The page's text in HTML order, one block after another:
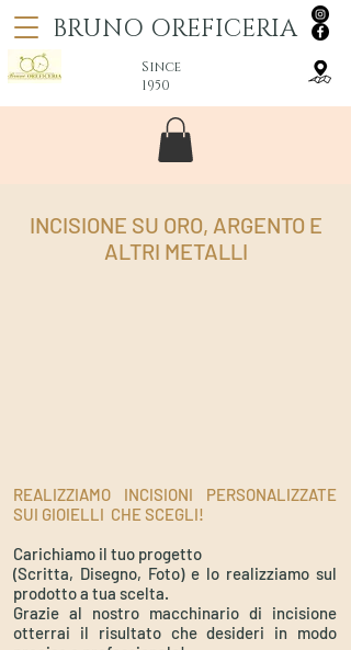
BRUNO OREFICERIA
Since
1950
INCISIONE SU ORO, ARGENTO E
ALTRI METALLI
REALIZZIAMO INCISIONI PERSONALIZZATE
SUI GIOIELLI CHE SCEGLI!
Carichiamo il tuo progetto
(Scritta, Disegno, Foto) e lo realizziamo sul
prodotto a tua scelta.
Grazie al nostro macchinario di incisione
otterrai il risultato che desideri in modo